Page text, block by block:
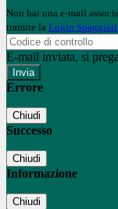
Non hai una e-mail
tramite la Login Spaggiari
E-mail inviata, si
Errore
Chiudi
Successo
Chiudi
Informazione
Chiudi